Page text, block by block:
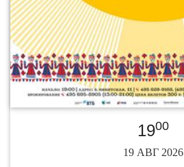
1900
19 АВГ 2026